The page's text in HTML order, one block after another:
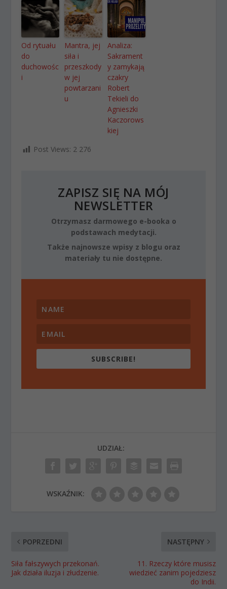
Od rytuału
do
duchowośc
i
Mantra, jej
siła i
przeszkody
w jej
powtarzani
u
Analiza:
Sakrament
y zamykają
czakry
Robert
Tekieli do
Agnieszki
Kaczorows
kiej
Post Views: 2 276
ZAPISZ SIĘ NA MÓJ
NEWSLETTER
Otrzymasz darmowego e-booka o
podstawach medytacji.
Także najnowsze wpisy z blogu oraz
materiały tu nie dostępne.
SUBSCRIBE!
UDZIAŁ:
WSKAŹNIK:
POPRZEDNI
Siła fałszywych przekonań.
Jak działa iluzja i złudzenie.
NASTĘPNY
11. Rzeczy które musisz
wiedzieć zanim pojedziesz
do Indii.